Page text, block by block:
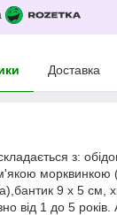
Доставка
з:
морквинкою
9 х 5 см,
від 1 до 5